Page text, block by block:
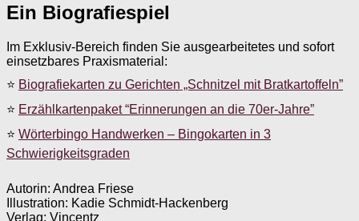
Ein Biografiespiel
Im Exklusiv-Bereich finden Sie ausgearbeitetes und sofort
einsetzbares Praxismaterial:
⭐ Biografiekarten zu Gerichten „Schnitzel mit Bratkartoffeln”
⭐ Erzählkartenpaket “Erinnerungen an die 70er-Jahre”
⭐ Wörterbingo Handwerken – Bingokarten in 3
Schwierigkeitsgraden
Autorin: Andrea Friese
Illustration: Kadie Schmidt-Hackenberg
Verlag: Vincentz